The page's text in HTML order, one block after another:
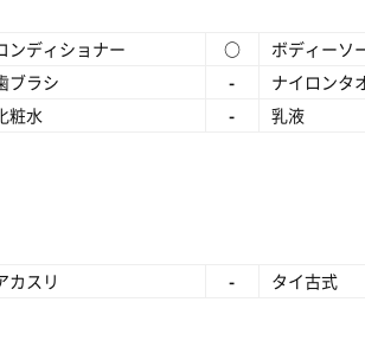
ンディショナー ○ ボディーソ
ブラシ - ナイロンタ
粧水 - 乳液
カスリ - タイ古式